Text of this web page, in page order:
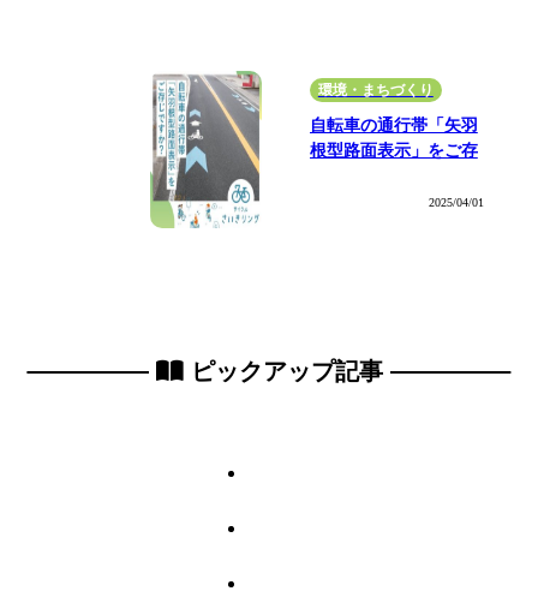
環境・まちづくり
自転車の通行帯「矢羽
根型路面表示」をご存
2025/04/01
ピックアップ記事